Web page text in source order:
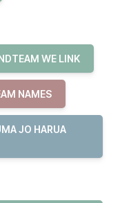
WE LINK
NAMES
JO HARUA